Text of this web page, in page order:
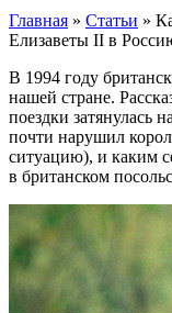
Главная » Статьи »
Елизаветы II в
В 1994 году
нашей стране.
поездки затянулась
почти нарушил
ситуацию), и каким
в британском